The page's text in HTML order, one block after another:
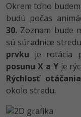
Okrem toho
budú počas
30. Zoznam bude
sú súradnice
prvku je rotácia
posunu X a Yje
Rýchlosť otáčania
okolo stredu.